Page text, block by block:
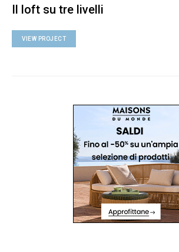
Il loft su tre livelli
VIEW PROJECT